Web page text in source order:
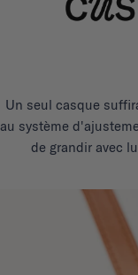
Un seul casque
au système
de grandir avec